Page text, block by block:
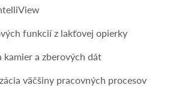
funkcií z lakťovej opierky
kamier a zberových dát
väčšiny pracovných procesov